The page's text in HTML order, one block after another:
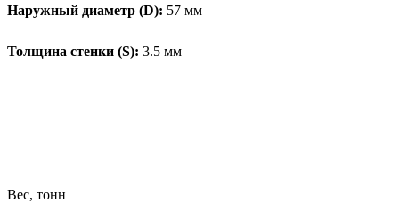
Наружный диаметр (D): 57 мм
Толщина стенки (S): 3.5 мм
Вес, тонн